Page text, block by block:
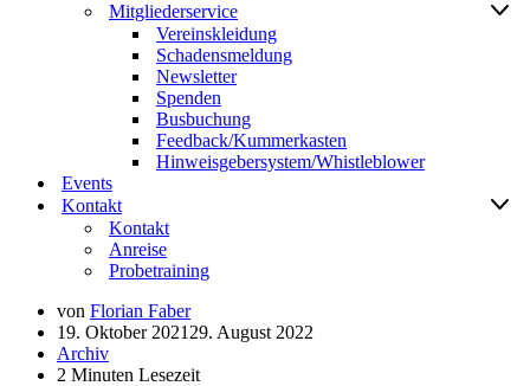
Mitgliederservice
Vereinskleidung
Schadensmeldung
Newsletter
Spenden
Busbuchung
Feedback/Kummerkasten
Hinweisgebersystem/Whistleblower
Events
Kontakt
Kontakt
Anreise
Probetraining
von Florian Faber
19. Oktober 2021 29. August 2022
Archiv
2 Minuten Lesezeit